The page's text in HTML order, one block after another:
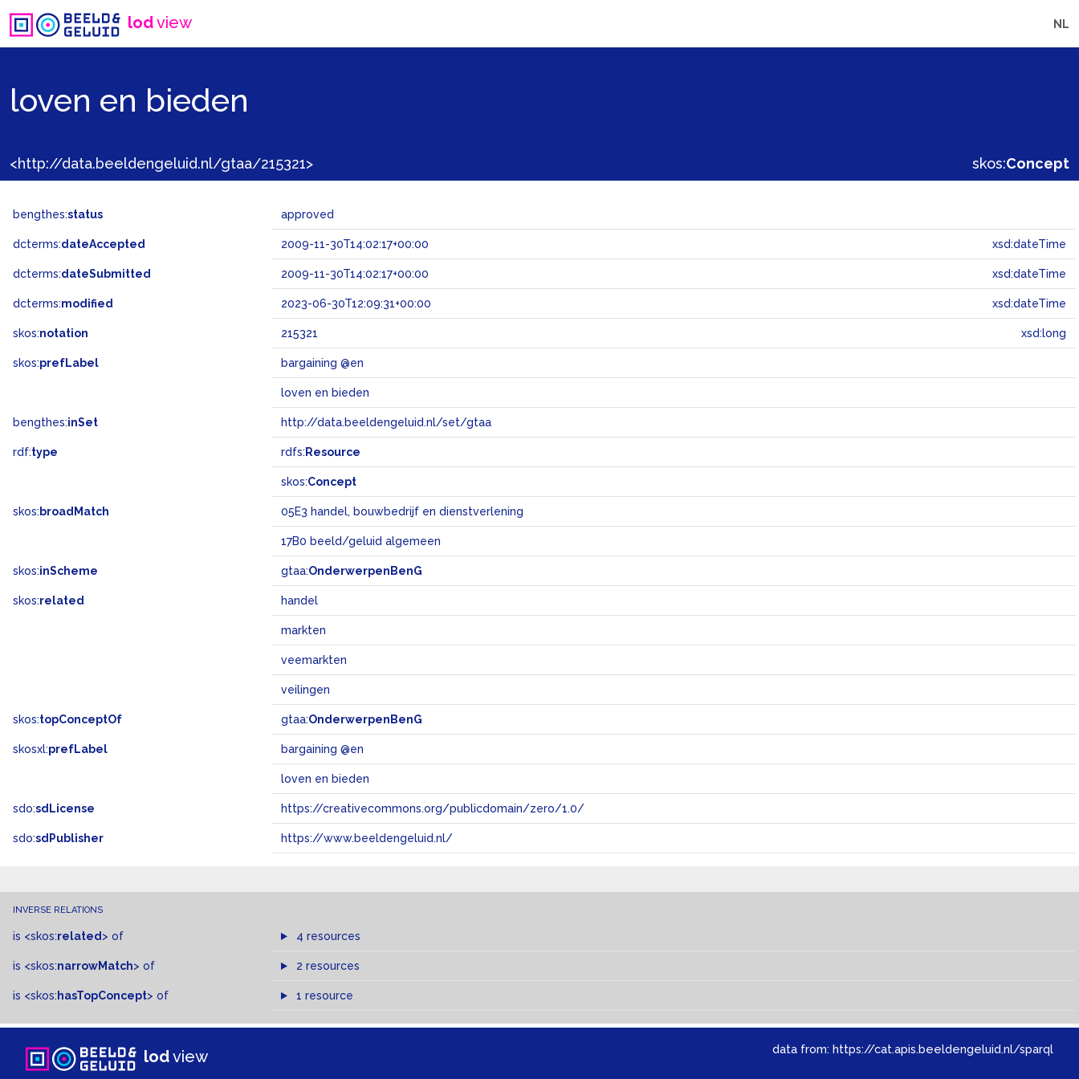
lodview NL
loven en bieden
<http://data.beeldengeluid.nl/gtaa/215321> skos:Concept
bengthes:status approved
dcterms:dateAccepted 2009-11-30T14:02:17+00:00 xsd:dateTime
dcterms:dateSubmitted 2009-11-30T14:02:17+00:00 xsd:dateTime
dcterms:modified 2023-06-30T12:09:31+00:00 xsd:dateTime
skos:notation 215321 xsd:long
skos:prefLabel bargaining @en
loven en bieden
bengthes:inSet http://data.beeldengeluid.nl/set/gtaa
rdf:type rdfs: Resource
skos:Concept
skos: broadMatch 05E3 handel, bouwbedrijf en dienstverlening
17B0 beeld/geluid algemeen
skos:inScheme gtaa:OnderwerpenBenG
skos:related handel
markten
veemarkten
veilingen
skos:topConceptOf gtaa:OnderwerpenBenG
skosxl:prefLabel bargaining @en
loven en bieden
sdo:sdLicense https://creativecommons.org/publicdomain/zero/1.0/
sdo:sdPublisher https://www.beeldengeluid.nl/
INVERSE RELATIONS
is <skos:related > of 4 resources
is <skos:narrowMatch> of 2 resources
is <skos: hasTopConcept> of 1 resource
lodview data from: https://cat.apis.beeldengeluid.nl/sparql